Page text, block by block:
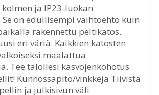
ja IP23-luokan
on edullisempi vaihtoehto kuin
rakennettu peltikatos.
eri väriä. Kaikkien katosten
maalattua
Tee talollesi kasvojenkohotus
Kunnossapito/vinkkejä Tiivistä
ja julkisivun väli